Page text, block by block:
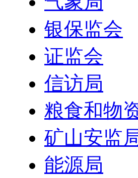
银保监会
证监会
信访局
粮食和物
矿山安监
能源局